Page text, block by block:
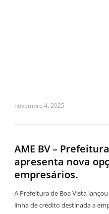
novembro 4, 2025
AME BV –
apresenta nova
empresários.
A Prefeitura de Boa Vista
linha de crédito destinada a